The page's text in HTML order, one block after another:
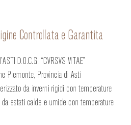
Controllata e Garantita
D.O.C.G. “CVRSVS VITAE”
Piemonte, Provincia di Asti
da inverni rigidi con temperature
estati calde e umide con temperature